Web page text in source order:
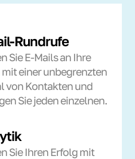
Rundrufe
Sie E-Mails an Ihre
mit einer unbegrenzten
von Kontakten und
Sie jeden einzelnen.
Sie Ihren Erfolg mit